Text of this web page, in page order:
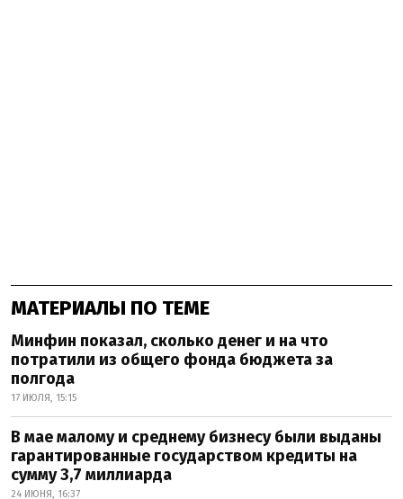
МАТЕРИАЛЫ ПО ТЕМЕ
Минфин показал, сколько денег и на что
потратили из общего фонда бюджета за
полгода
17 ИЮЛЯ, 15:15
В мае малому и среднему бизнесу были выданы
гарантированные государством кредиты на
сумму 3,7 миллиарда
24 ИЮНЯ, 16:37